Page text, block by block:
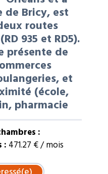
de Bricy, est
routes
935 et RD5).
présente de
et
(école,
pharmacie
:
: 471.27 € / mois